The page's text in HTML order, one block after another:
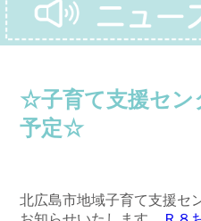
☆子育て支援セン
予定☆
北広島市地域子育て支援セ